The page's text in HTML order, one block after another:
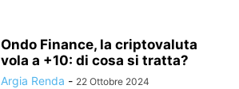
Ondo Finance, la criptovaluta
vola a +10: di cosa si tratta?
Argia Renda - 22 Ottobre 2024